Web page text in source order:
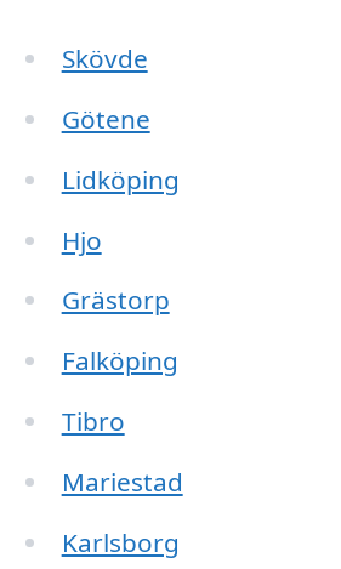
Skövde
Götene
Lidköping
Hjo
Grästorp
Falköping
Tibro
Mariestad
Karlsborg